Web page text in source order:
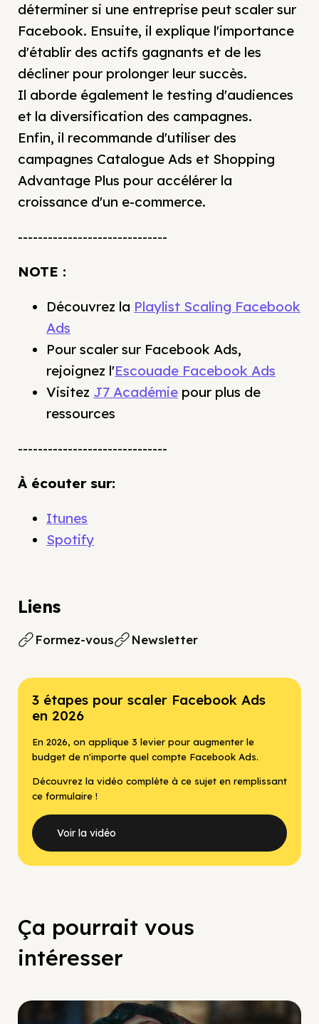
déterminer si une entreprise peut scaler sur
Facebook. Ensuite, il explique l'importance
d'établir des actifs gagnants et de les
décliner pour prolonger leur succès.
Il aborde également le testing d'audiences
et la diversification des campagnes.
Enfin, il recommande d'utiliser des
campagnes Catalogue Ads et Shopping
Advantage Plus pour accélérer la
croissance d'un e-commerce.
------------------------------
NOTE :
Découvrez la Playlist Scaling Facebook
Ads
Pour scaler sur Facebook Ads,
rejoignez l'Escouade Facebook Ads
Visitez J7 Académie pour plus de
ressources
------------------------------
À écouter sur:
Itunes
Spotify
Liens
Formez-vous Newsletter
3 étapes pour scaler Facebook Ads
en 2026
En 2026, on applique 3 levier pour augmenter le
budget de n'importe quel compte Facebook Ads.
Découvrez la vidéo complète à ce sujet en remplissant
ce formulaire !
Voir la vidéo
Ça pourrait vous
intéresser